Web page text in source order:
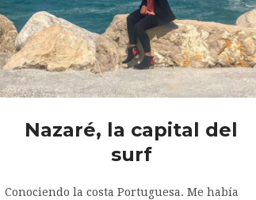
Nazaré, la capital del
surf
Conociendo la costa Portuguesa. Me había